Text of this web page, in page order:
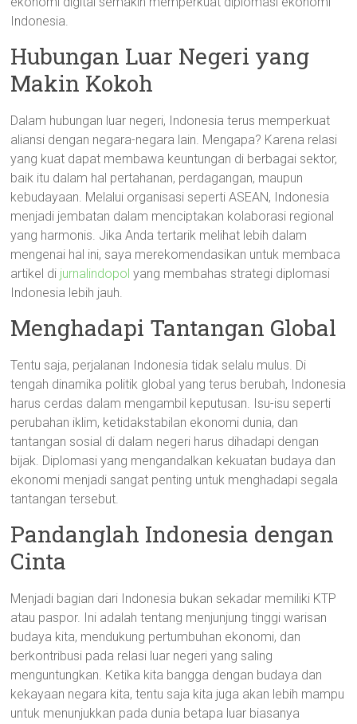
Indonesia.
Hubungan Luar Negeri yang
Makin Kokoh
Dalam hubungan luar negeri, Indonesia terus memperkuat
aliansi dengan negara-negara lain. Mengapa? Karena relasi
yang kuat dapat membawa keuntungan di berbagai sektor,
baik itu dalam hal pertahanan, perdagangan, maupun
kebudayaan. Melalui organisasi seperti ASEAN, Indonesia
menjadi jembatan dalam menciptakan kolaborasi regional
yang harmonis. Jika Anda tertarik melihat lebih dalam
mengenai hal ini, saya merekomendasikan untuk membaca
artikel di jurnalindopol yang membahas strategi diplomasi
Indonesia lebih jauh.
Menghadapi Tantangan Global
Tentu saja, perjalanan Indonesia tidak selalu mulus. Di
tengah dinamika politik global yang terus berubah, Indonesia
harus cerdas dalam mengambil keputusan. Isu-isu seperti
perubahan iklim, ketidakstabilan ekonomi dunia, dan
tantangan sosial di dalam negeri harus dihadapi dengan
bijak. Diplomasi yang mengandalkan kekuatan budaya dan
ekonomi menjadi sangat penting untuk menghadapi segala
tantangan tersebut.
Pandanglah Indonesia dengan
Cinta
Menjadi bagian dari Indonesia bukan sekadar memiliki KTP
atau paspor. Ini adalah tentang menjunjung tinggi warisan
budaya kita, mendukung pertumbuhan ekonomi, dan
berkontribusi pada relasi luar negeri yang saling
menguntungkan. Ketika kita bangga dengan budaya dan
kekayaan negara kita, tentu saja kita juga akan lebih mampu
untuk menunjukkan pada dunia betapa luar biasanya